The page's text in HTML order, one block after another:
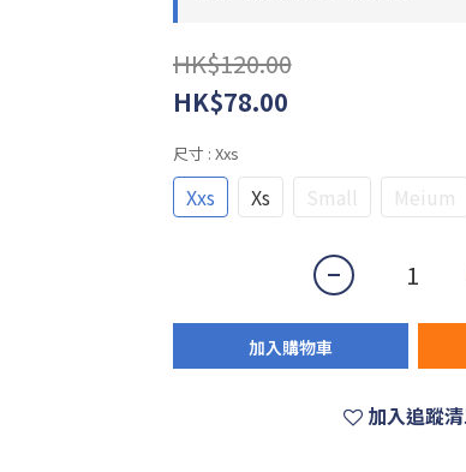
HK$120.00
HK$78.00
尺寸 : Xxs
Xxs Xs Small Meium
加入購物車
加入追蹤